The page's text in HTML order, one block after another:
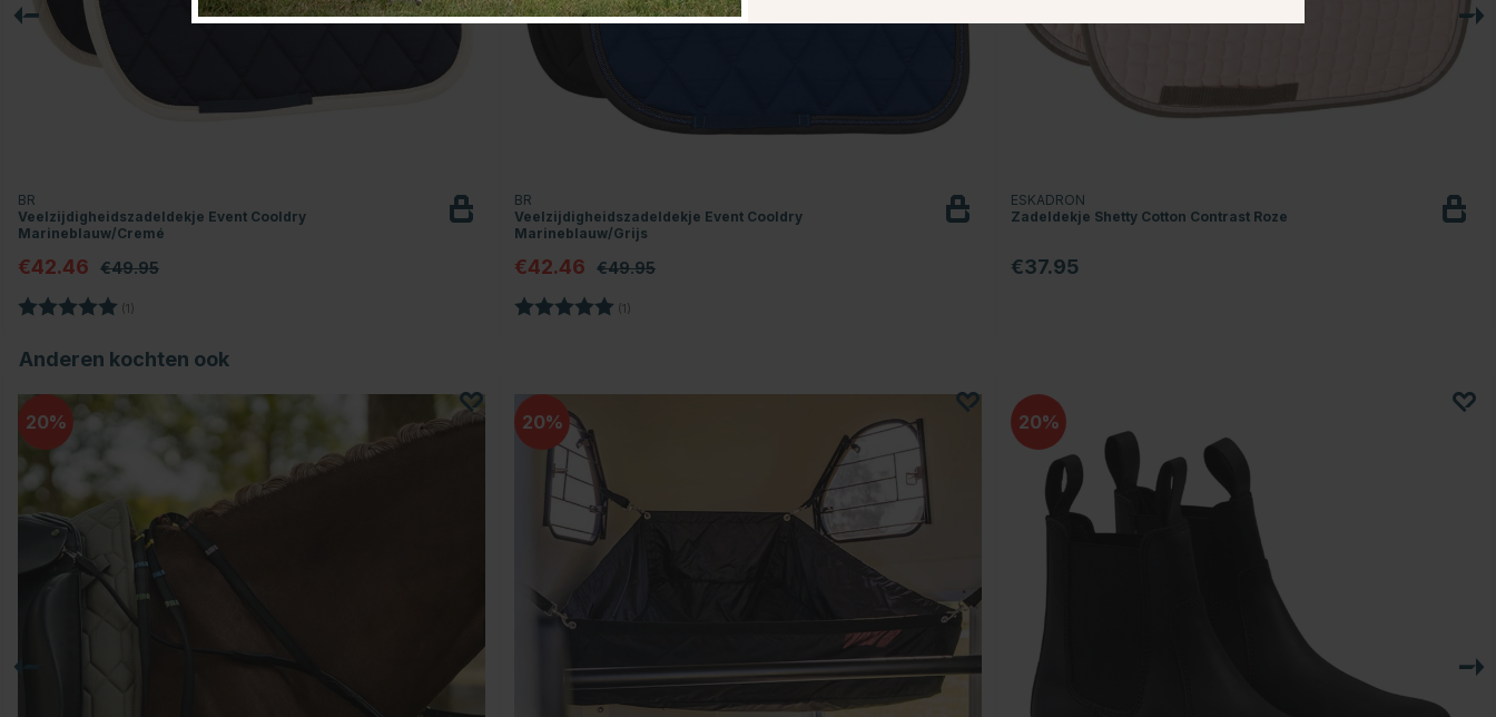
BR
Veelzijdigheidszadeldekje Event Cooldry
Marineblauw/Cremé
€42.46 €49.95
Beoordeling: (1)
BR
Veelzijdigheidszadeldekje Event Cooldry
Marineblauw/Grijs
€42.46 €49.95
Beoordeling: (1)
ESKADRON
Zadeldekje Shetty Cotton Contrast Roze
€37.95
Anderen kochten ook
20 20 20